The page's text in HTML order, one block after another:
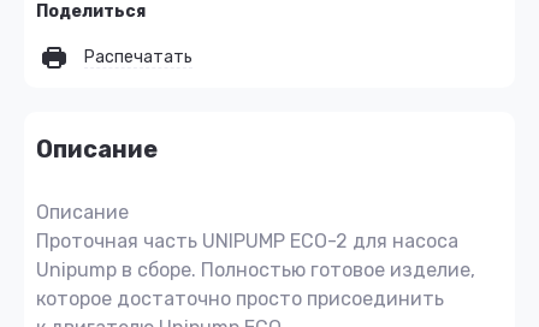
Поделиться
Распечатать
Описание
Описание
Проточная часть UNIPUMP ECO-2 для насоса
Unipump в сборе. Полностью готовое изделие,
которое достаточно просто присоединить